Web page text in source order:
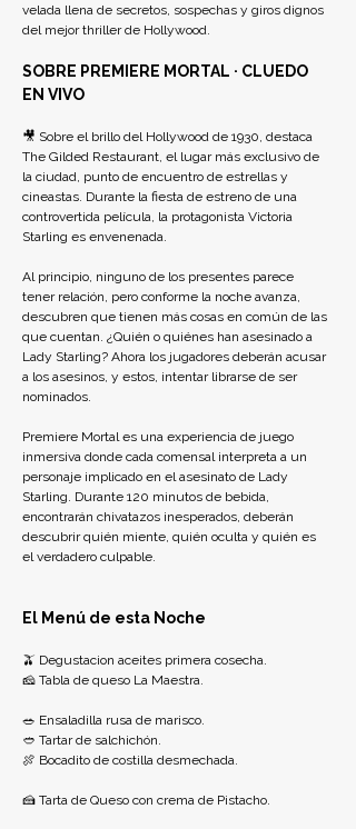
velada llena de secretos, sospechas y giros dignos
del mejor thriller de Hollywood.
SOBRE PREMIERE MORTAL · CLUEDO
EN VIVO
🎥 Sobre el brillo del Hollywood de 1930, destaca
The Gilded Restaurant, el lugar más exclusivo de
la ciudad, punto de encuentro de estrellas y
cineastas. Durante la fiesta de estreno de una
controvertida película, la protagonista Victoria
Starling es envenenada.
Al principio, ninguno de los presentes parece
tener relación, pero conforme la noche avanza,
descubren que tienen más cosas en común de las
que cuentan. ¿Quién o quiénes han asesinado a
Lady Starling? Ahora los jugadores deberán acusar
a los asesinos, y estos, intentar librarse de ser
nominados.
Premiere Mortal es una experiencia de juego
inmersiva donde cada comensal interpreta a un
personaje implicado en el asesinato de Lady
Starling. Durante 120 minutos de bebida,
encontrarán chivatazos inesperados, deberán
descubrir quién miente, quién oculta y quién es
el verdadero culpable.
El Menú de esta Noche
🫒 Degustacion aceites primera cosecha.
🧀 Tabla de queso La Maestra.
🥗 Ensaladilla rusa de marisco.
🥙 Tartar de salchichón.
🍖 Bocadito de costilla desmechada.
🍰 Tarta de Queso con crema de Pistacho.